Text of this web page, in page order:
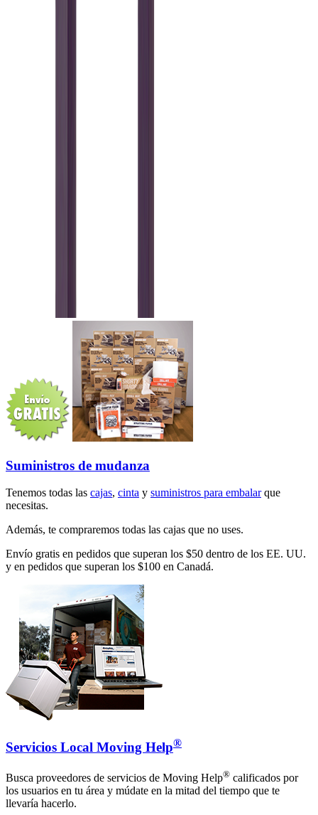
Suministros de mudanza
Tenemos todas las cajas, cinta y suministros para embalarque
necesitas.
Además, te compraremos todas las cajas que no uses.
Envío gratis en pedidos que superan los $50 dentro de los EE. UU.
y en pedidos que superan los $100 en Canadá.
Servicios Local Moving Help®
Busca proveedores de servicios de Moving Help® calificados por
los usuarios en tu área y múdate en la mitad del tiempo que te
llevaría hacerlo.